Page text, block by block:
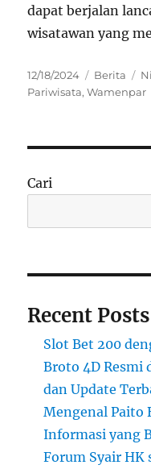
dapat berjalan
wisatawan yang
Posted
on
12/18/2024 Categories
Berita
Pariwisata,Wamenpar
Cari
Recent Posts
Slot Bet 200
Broto 4D Resmi
dan Update
Mengenal Paito
Informasi yang
Forum Syair HK